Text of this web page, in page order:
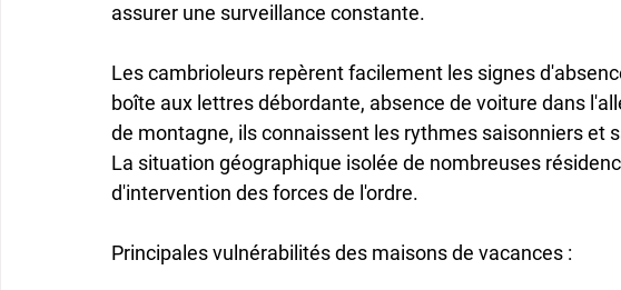
assurer une surveillance constante.
Les cambrioleurs repèrent facilement les signes
boîte aux lettres débordante, absence de voiture dans
de montagne, ils connaissent les rythmes saisonniers et
La situation géographique isolée de nombreuses
d'intervention des forces de l'ordre.
Principales vulnérabilités des maisons de vacances :